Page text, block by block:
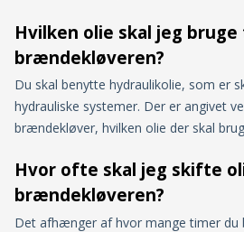
Hvilken olie skal jeg bruge
brændekløveren?
Du skal benytte hydraulikolie, som er
hydrauliske systemer. Der er angivet
brændekløver, hvilken olie der skal
Hvor ofte skal jeg skifte
brændekløveren?
Det afhænger af hvor mange timer du